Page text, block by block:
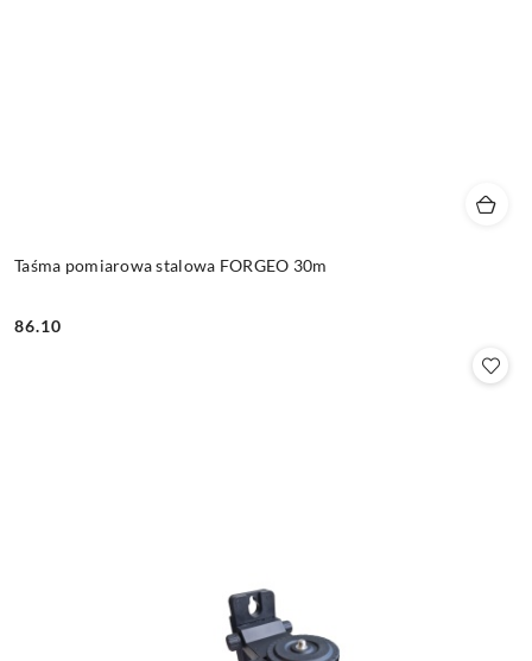
Taśma pomiarowa stalowa FORGEO 30m
Cena:
86.10